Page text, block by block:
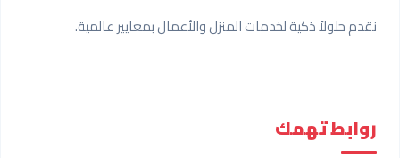
نقدم حلولاً ذكية لخدمات المنزل والأعمال بمعايير عالمية.
روابط تهمك